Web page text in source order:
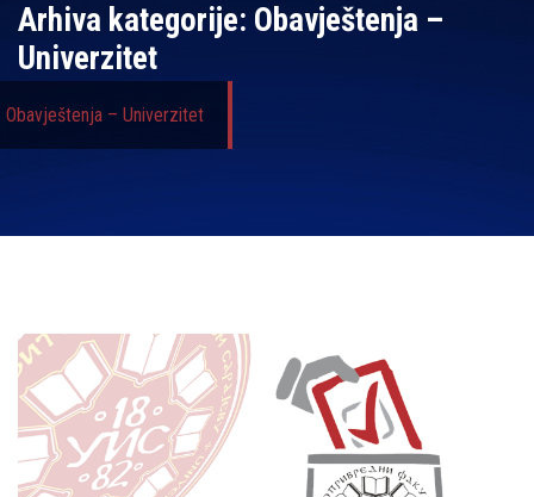
Arhiva kategorije: Obavještenja –
Univerzitet
Obavještenja – Univerzitet